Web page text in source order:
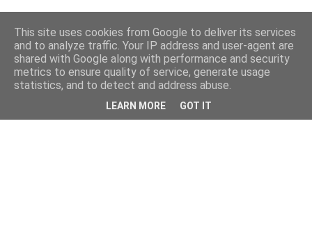
This site uses cookies from Google to deliver its services
and to analyze traffic. Your IP address and user-agent are
shared with Google along with performance and security
metrics to ensure quality of service, generate usage
statistics, and to detect and address abuse.
LEARN MORE GOT IT